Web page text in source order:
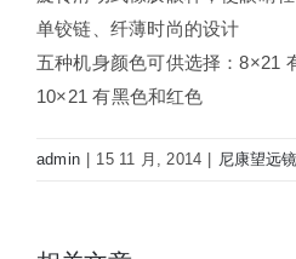
单铰链、纤薄时尚的设计
五种机身颜色可供选择：8×21
10×21 有黑色和红色
admin 15 11 月, 2014 尼康望远镜